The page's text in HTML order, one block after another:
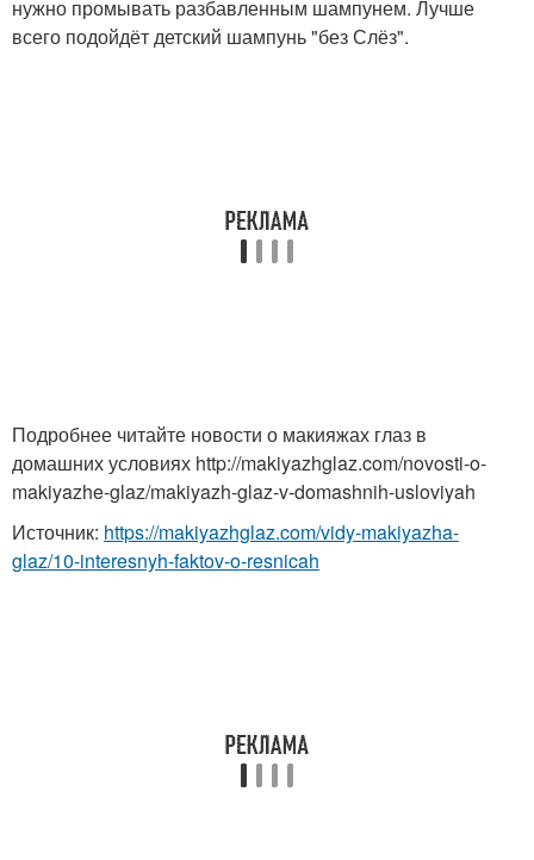
нужно промывать разбавленным шампунем. Лучше
всего подойдёт детский шампунь "без Слёз".
Подробнее читайте новости о макияжах глаз в
домашних условиях http://makiyazhglaz.com/novosti-o-
makiyazhe-glaz/makiyazh-glaz-v-domashnih-usloviyah
Источник: https://makiyazhglaz.com/vidy-makiyazha-
glaz/10-interesnyh-faktov-o-resnicah